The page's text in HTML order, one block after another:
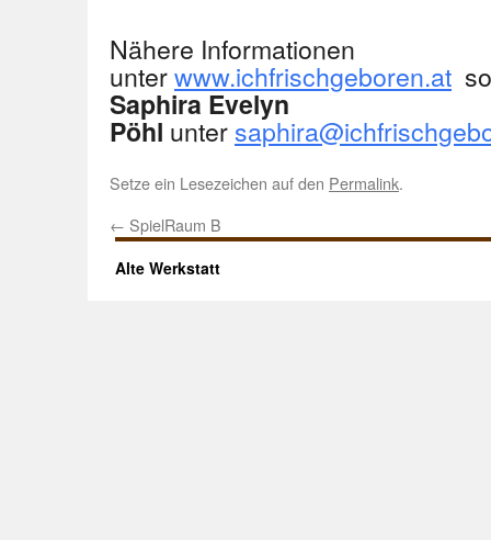
Nähere Informationen
unterwww.ichfrischgeboren.at
Saphira Evelyn
Pöhl unter
Setze ein Lesezeichen auf den Permalink.
← SpielRaum B
Alte Werkstatt